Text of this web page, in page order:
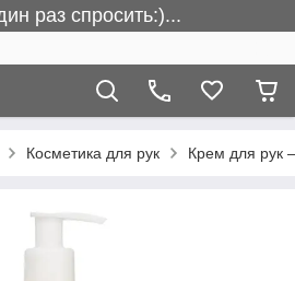
раз спросить:)...
Косметика для рук Крем для рук